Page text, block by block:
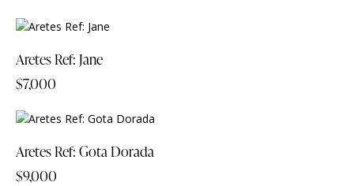
Aretes Ref: Jane
$7,000
Aretes Ref: Gota Dorada
$9,000